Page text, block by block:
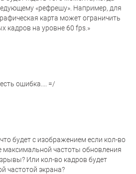
«рефрешу». Например, для
карта может ограничить
кадров на уровне 60 fps.»
ошибка.... =/
будет с изображением если кол-во
частоты обновления
Или кол-во кадров будет
частотой экрана?